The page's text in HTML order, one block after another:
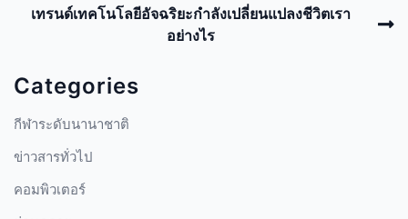
navigation
เทรนด์เทคโนโลยีอัจฉริยะกำลังเปลี่ยนแปลงชีวิตเรา
อย่างไร
Categories
กีฬาระดับนานาชาติ
ข่าวสารทั่วไป
คอมพิวเตอร์